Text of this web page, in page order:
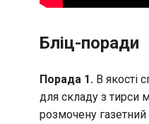
Бліц-поради
Порада 1. В якості
для складу з тирси
розмочену